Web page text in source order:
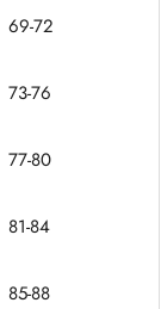
69-72
73-76
77-80
81-84
85-88